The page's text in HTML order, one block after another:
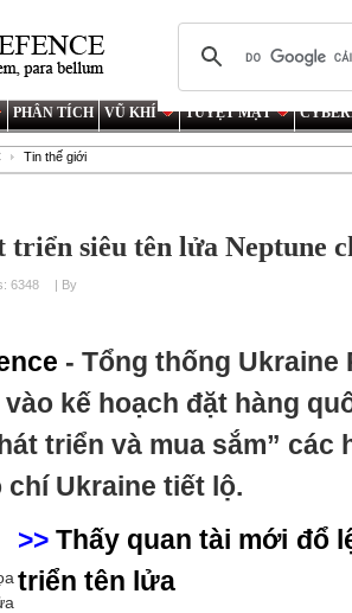
PHÂN TÍCH VŨ KHÍ TUYỆT MẬT
Tin thế giới
siêu tên lửa Neptune
6348 | By
- Tổng thống Ukraine
kế hoạch đặt hàng
triển và mua sắm” các
chí Ukraine tiết lộ.
>>Thấy quan tài mới đổ
triển tên lửa